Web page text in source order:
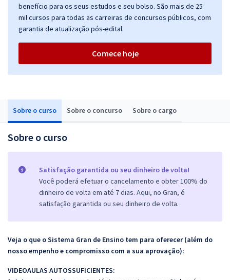
Sobre o curso Sobre o concurso Sobre o cargo
Sobre o curso
Satisfação garantida ou seu dinheiro de volta!
Você poderá efetuar o cancelamento e obter 100% do
dinheiro de volta em até 7 dias. Aqui, no Gran, é
satisfação garantida ou seu dinheiro de volta.
Veja o que o Sistema Gran de Ensino tem para oferecer (além do
nosso empenho e compromisso com a sua aprovação):
VIDEOAULAS AUTOSSUFICIENTES:
benefício para os seus estudos e seu bolso. São mais de 25
mil cursos para todas as carreiras de concursos públicos, com
garantia de atualização pós-edital.
Comece hoje